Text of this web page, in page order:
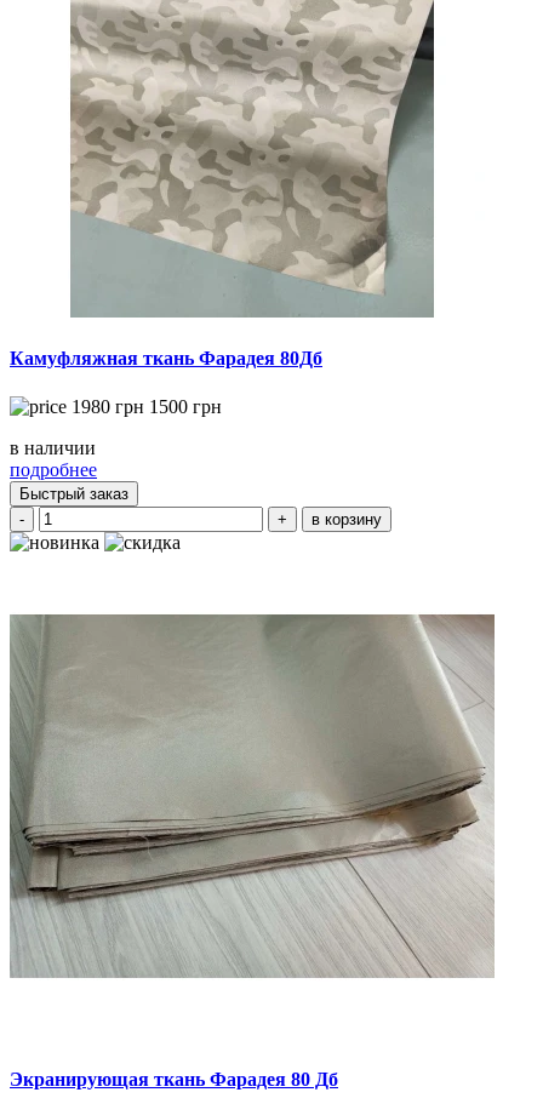
Камуфляжная ткань Фарадея 80Дб
1980 грн 1500 грн
в наличии
подробнее
Быстрый заказ
-
+ в корзину
Экранирующая ткань Фарадея 80 Дб